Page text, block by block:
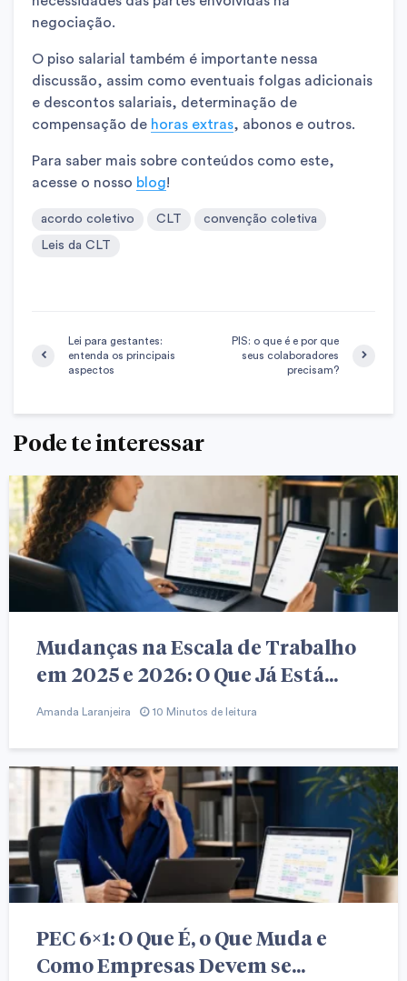
negociação.
O piso salarial também é importante nessa
discussão, assim como eventuais folgas adicionais
e descontos salariais, determinação de
compensação de horas extras, abonos e outros.
Para saber mais sobre conteúdos como este,
acesse o nosso blog!
acordo coletivo CLT convenção coletiva
Leis da CLT
Lei para gestantes:
entenda os principais
aspectos
PIS: o que é e por que
seus colaboradores
precisam?
Pode te interessar
Mudanças na Escala de Trabalho
em 2025 e 2026: O Que Já Está...
Amanda Laranjeira 10 Minutos de leitura
PEC 6×1: O Que É, o Que Muda e
Como Empresas Devem se...